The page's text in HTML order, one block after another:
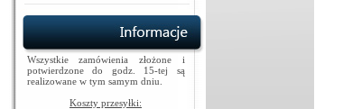
Wszystkie zamówienia złożone i
potwierdzone do godz. 15-tej są
realizowane w tym samym dniu.
Koszty przesyłki: